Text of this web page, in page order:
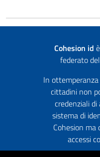
Cohesion id
federato
In
cittadini non
credenziali
sistema di
Cohesion ma
accessi